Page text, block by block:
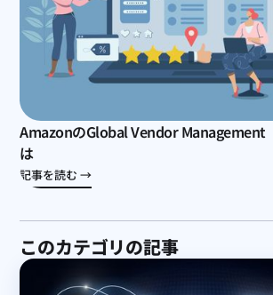
AmazonのGlobal Vendor Management
は
記事を読む →
このカテゴリの記事